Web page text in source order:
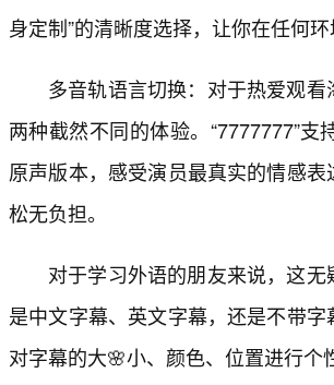
身定制”的清晰度选择，让你在任何
多音轨语言切换：对于热爱观
两种截然不同的体验。“7777777”
原声版本，感受演员最真实的情感
松无负担。
对于学习外语的朋友来说，这
是中文字幕、英文字幕，还是不带
对字幕的大🌸小、颜色、位置进行个